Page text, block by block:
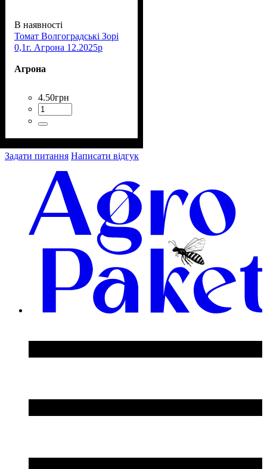
В наявності
Томат Волгоградські Зорі
0,1г. Агрона 12.2025р
Агрона
4.50грн
Задати питання Написати відгук